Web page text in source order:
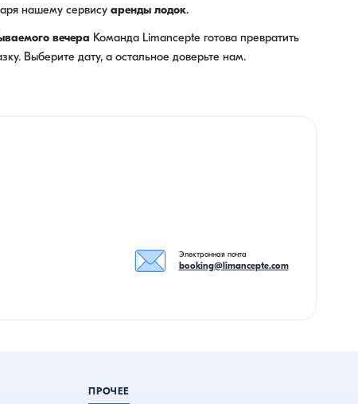
нашему сервису аренды лодок.
вечера Команда Limancepte готова превратить
Выберите дату, а остальное доверьте нам.
Электронная почта
booking@limancepte.com
ПРОЧЕЕ